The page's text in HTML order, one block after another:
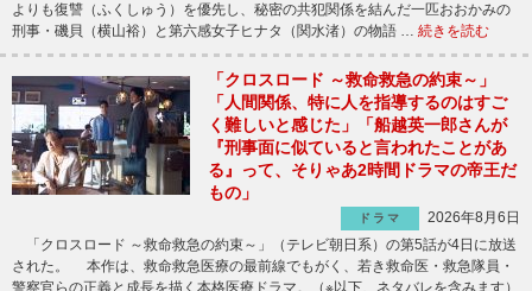
よりも復讐（ふくしゅう）を優先し、秘密の共犯関係を結んだ一匹おおかみの
刑事・磯貝（横山裕）と第六感女子ヒナタ（関水渚）の物語 … 続きを読む
「クロスロード ～救命救急の約束～」
「人間関係、特に人を指導するのはすご
く難しいと感じた」「船越英一郎さんが
『刑事面に似ていると言われたことがあ
る』って、そりゃあ2時間ドラマの帝王だ
もの」
ドラマ
2026年8月6日
「クロスロード ～救命救急の約束～」（テレビ朝日系）の第5話が4日に放送
された。 本作は、救命救急医療の最前線でもがく、若き救命医・救急隊員・
警察官らの正義と成長を描く本格医療ドラマ。（※以下、ネタバレを含みます）